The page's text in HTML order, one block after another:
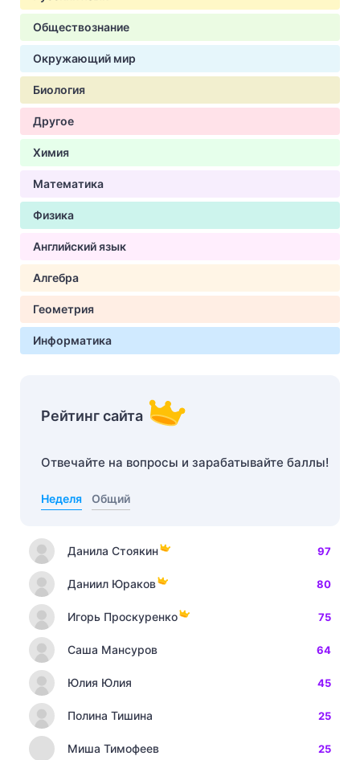
Обществознание
Окружающий мир
Биология
Другое
Химия
Математика
Физика
Английский язык
Алгебра
Геометрия
Информатика
Рейтинг сайта
Отвечайте на вопросы и зарабатывайте баллы!
Неделя Общий
Данила Стоякин 97
Даниил Юраков 80
Игорь Проскуренко 75
Саша Мансуров 64
Юлия Юлия 45
Полина Тишина 25
Миша Тимофеев 25